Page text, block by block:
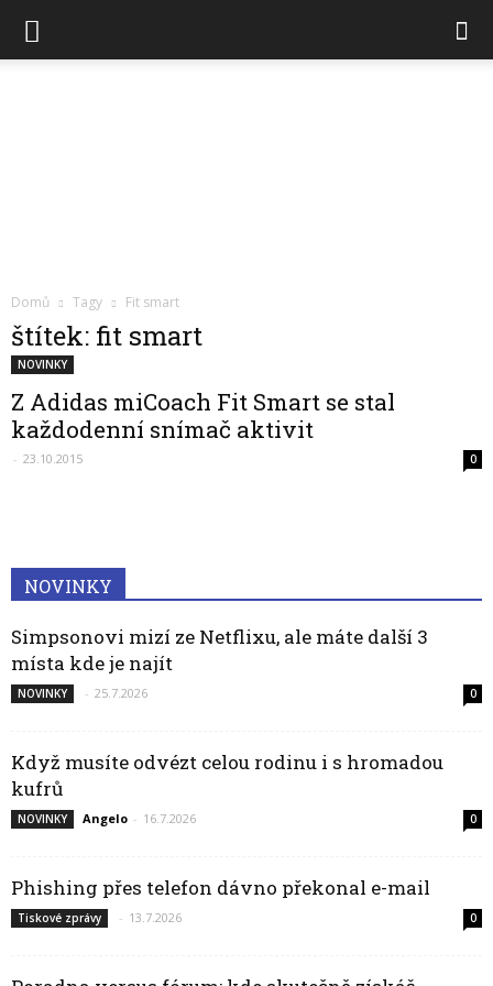
Domů Tagy Fit smart
štítek: fit smart
NOVINKY
Z Adidas miCoach Fit Smart se stal
každodenní snímač aktivit
- 23.10.2015 0
NOVINKY
Simpsonovi mizí ze Netflixu, ale máte další 3
místa kde je najít
NOVINKY - 25.7.2026 0
Když musíte odvézt celou rodinu i s hromadou
kufrů
NOVINKY Angelo - 16.7.2026 0
Phishing přes telefon dávno překonal e-mail
Tiskové zprávy - 13.7.2026 0